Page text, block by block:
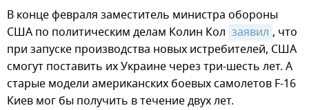
В конце февраля заместитель министра обороны
США по политическим делам Колин Кол заявил , что
при запуске производства новых истребителей, США
смогут поставить их Украине через три-шесть лет. А
старые модели американских боевых самолетов F-16
Киев мог бы получить в течение двух лет.